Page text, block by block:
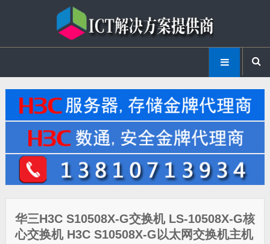
华三H3C S10508X-G交换机 LS-10508X-G核
心交换机 H3C S10508X-G以太网交换机主机